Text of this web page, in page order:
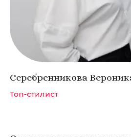
Серебренникова
Топ-стилист